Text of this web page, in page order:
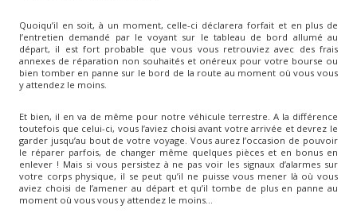
Quoiqu’il en soit, à un moment, celle-ci déclarera forfait et en plus de
l’entretien demandé par le voyant sur le tableau de bord allumé au
départ, il est fort probable que vous vous retrouviez avec des frais
annexes de réparation non souhaités et onéreux pour votre bourse ou
bien tomber en panne sur le bord de la route au moment où vous vous
y attendez le moins.
Et bien, il en va de même pour notre véhicule terrestre. A la différence
toutefois que celui-ci, vous l’aviez choisi avant votre arrivée et devrez le
garder jusqu’au bout de votre voyage. Vous aurez l’occasion de pouvoir
le réparer parfois, de changer même quelques pièces et en bonus en
enlever ! Mais si vous persistez à ne pas voir les signaux d’alarmes sur
votre corps physique, il se peut qu’il ne puisse vous mener là où vous
aviez choisi de l’amener au départ et qu’il tombe de plus en panne au
moment où vous vous y attendez le moins…